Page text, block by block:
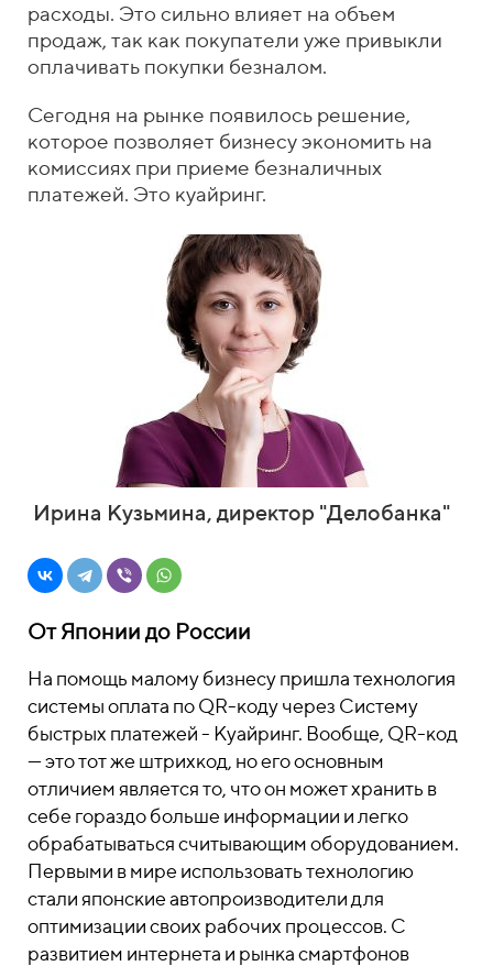
расходы. Это сильно влияет на объем
продаж, так как покупатели уже привыкли
оплачивать покупки безналом.
Сегодня на рынке появилось решение,
которое позволяет бизнесу экономить на
комиссиях при приеме безналичных
платежей. Это куайринг.
Ирина Кузьмина, директор "Делобанка"
От Японии до России
На помощь малому бизнесу пришла технология
системы оплата по QR-коду через Систему
быстрых платежей - Куайринг. Вообще, QR-код
— это тот же штрихкод, но его основным
отличием является то, что он может хранить в
себе гораздо больше информации и легко
обрабатываться считывающим оборудованием.
Первыми в мире использовать технологию
стали японские автопроизводители для
оптимизации своих рабочих процессов. С
развитием интернета и рынка смартфонов